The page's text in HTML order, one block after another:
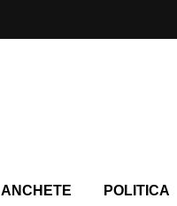
ANCHETE POLITICA